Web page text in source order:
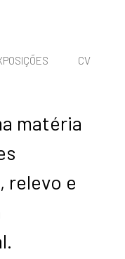
CV
matéria
relevo e